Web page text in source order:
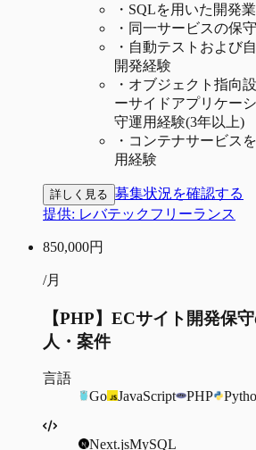
・ SQLを用いた開発
・ 同一サービスの保
・ 自動テストおよび
開発経験
・ オブジェクト指向
ーサイドアプリケー
守運用経験(3年以上)
・ コンテナサービス
用経験
詳しく見る 募集状況を確認する
提供: レバテックフリーランス
850,000円
/月
【PHP】ECサイト開発保
人・案件
言語
Go
JavaScript PHP
Next.jsMySQL